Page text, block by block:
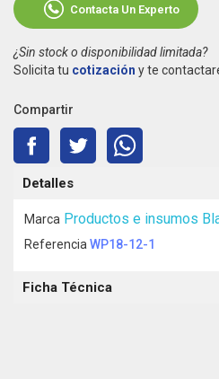
Contacta Un Experto
¿Sin stock o disponibilidad limitada?
Solicita tu cotización y te
Compartir
Detalles
Marca Productos e insumos
ReferenciaWP18-12-1
Ficha Técnica